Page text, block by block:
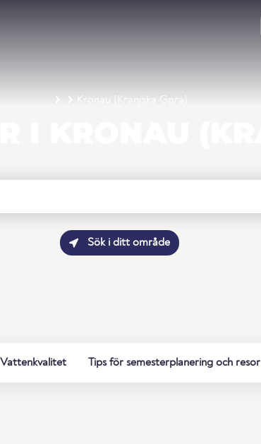
Kronau (Kranjska Gora)
Sök i ditt område
Vattenkvalitet Tips för semesterplanering och resor